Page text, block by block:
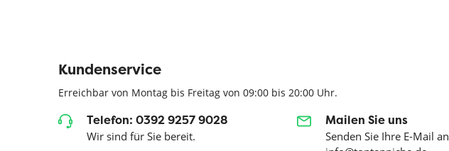
Kundenservice
Erreichbar von Montag bis Freitag von 09:00 bis 20:00 Uhr.
Telefon: 0392 9257 9028
Wir sind für Sie bereit.
Mailen Sie uns
Senden Sie Ihre E-Mail an